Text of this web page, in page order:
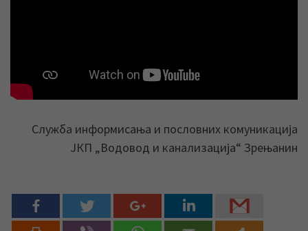
Служба информисања и пословних комуникација
ЈКП „Водовод и канализација“ Зрењанин